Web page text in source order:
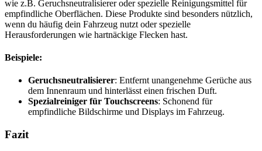
wie z.B. Geruchsneutralisierer oder spezielle Reinigungsmittel für
empfindliche Oberflächen. Diese Produkte sind besonders nützlich,
wenn du häufig dein Fahrzeug nutzt oder spezielle
Herausforderungen wie hartnäckige Flecken hast.
Beispiele:
Geruchsneutralisierer: Entfernt unangenehme Gerüche aus
dem Innenraum und hinterlässt einen frischen Duft.
Spezialreiniger für Touchscreens: Schonend für
empfindliche Bildschirme und Displays im Fahrzeug.
Fazit